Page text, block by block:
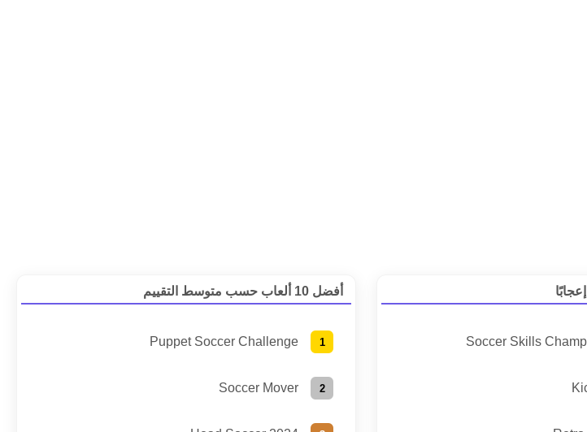
Soccer Skills
أفضل 10 ألعاب حسب متوسط التقييم
Puppet Soccer Challenge
Soccer Mover